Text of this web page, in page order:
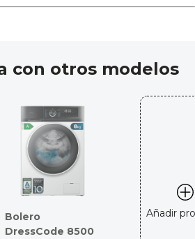
con otros modelos
Bolero
DressCode 8500
Añadir